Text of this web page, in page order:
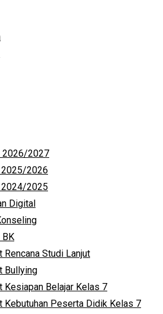
2026/2027
2025/2026
2024/2025
Digital
BK
Rencana Studi Lanjut
Bullying
Kesiapan Belajar Kelas 7
Kebutuhan Peserta Didik Kelas 7